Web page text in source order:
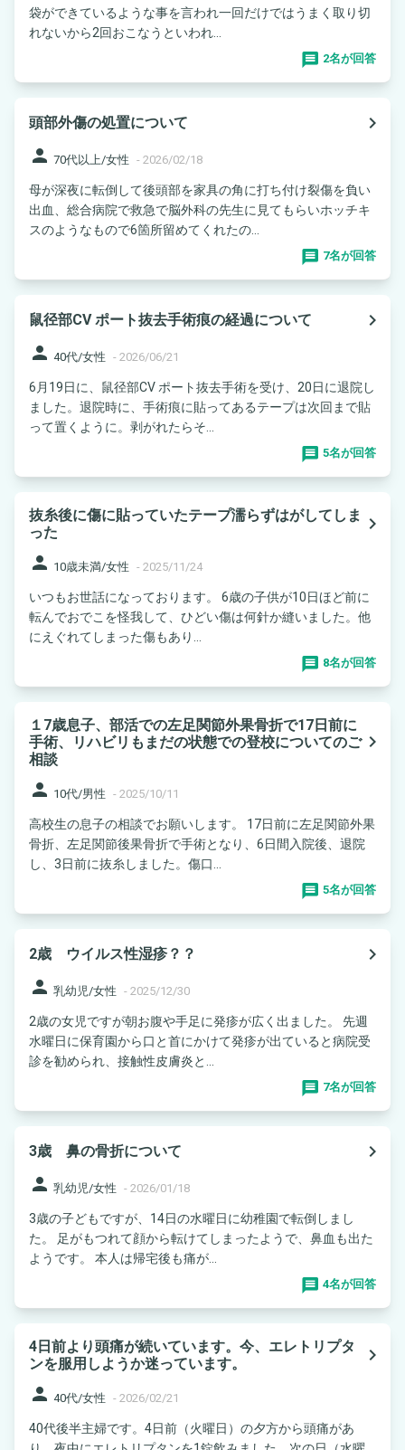
袋ができているような事を言われ一回だけではうまく取り切
れないから2回おこなうといわれ...
2名が回答
頭部外傷の処置について
navigate_next
person 70代以上/女性 - 2026/02/18
母が深夜に転倒して後頭部を家具の角に打ち付け裂傷を負い
出血、総合病院で救急で脳外科の先生に見てもらいホッチキ
スのようなもので6箇所留めてくれたの...
7名が回答
鼠径部CV ポート抜去手術痕の経過について
navigate_next
person 40代/女性 - 2026/06/21
6月19日に、鼠径部CV ポート抜去手術を受け、20日に退院し
ました。退院時に、手術痕に貼ってあるテープは次回まで貼
って置くように。剥がれたらそ...
5名が回答
抜糸後に傷に貼っていたテープ濡らずはがしてしま
った
navigate_next
person 10歳未満/女性 - 2025/11/24
いつもお世話になっております。 6歳の子供が10日ほど前に
転んでおでこを怪我して、ひどい傷は何針か縫いました。他
にえぐれてしまった傷もあり...
8名が回答
１7歳息子、部活での左足関節外果骨折で17日前に
手術、リハビリもまだの状態での登校についてのご
相談
navigate_next
person 10代/男性 - 2025/10/11
高校生の息子の相談でお願いします。 17日前に左足関節外果
骨折、左足関節後果骨折で手術となり、6日間入院後、退院
し、3日前に抜糸しました。傷口...
5名が回答
2歳 ウイルス性湿疹？？
navigate_next
person 乳幼児/女性 - 2025/12/30
2歳の女児ですが朝お腹や手足に発疹が広く出ました。 先週
水曜日に保育園から口と首にかけて発疹が出ていると病院受
診を勧められ、接触性皮膚炎と...
7名が回答
3歳 鼻の骨折について
navigate_next
person 乳幼児/女性 - 2026/01/18
3歳の子どもですが、14日の水曜日に幼稚園で転倒しまし
た。 足がもつれて顔から転けてしまったようで、鼻血も出た
ようです。 本人は帰宅後も痛が...
4名が回答
4日前より頭痛が続いています。今、エレトリプタ
ンを服用しようか迷っています。
navigate_next
person 40代/女性 - 2026/02/21
40代後半主婦です。4日前（火曜日）の夕方から頭痛があ